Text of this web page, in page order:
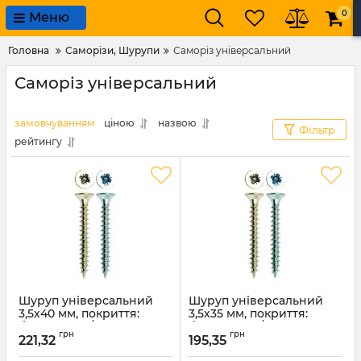
Меню 0
Головна Саморізи, Шурупи Саморіз універсальний
Саморіз універсальний
замовчуванням ціною
назвою
рейтингу
Фільтр
Шуруп універсальний
3,5х40 мм, покриття:
білий цинк / жовтий
цинк
Артикул: 1482
221,32 грн
Шуруп універсальний
3,5х35 мм, покриття:
білий цинк / жовтий
цинк
Артикул: 1481
195,35 грн